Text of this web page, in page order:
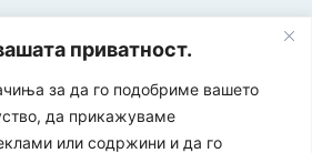
приватност.
за да го подобриме вашето
да прикажуваме
или содржини и да го